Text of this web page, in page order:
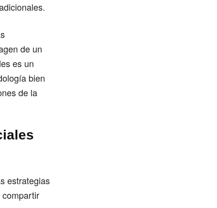
de un
es un
bien
de la
estrategias